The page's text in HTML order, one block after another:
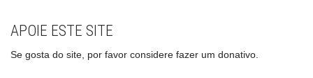
APOIE ESTE SITE
Se gosta do site, por favor considere fazer um donativo.